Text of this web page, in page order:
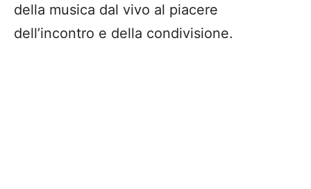
della musica dal vivo al piacere
dell’incontro e della condivisione.